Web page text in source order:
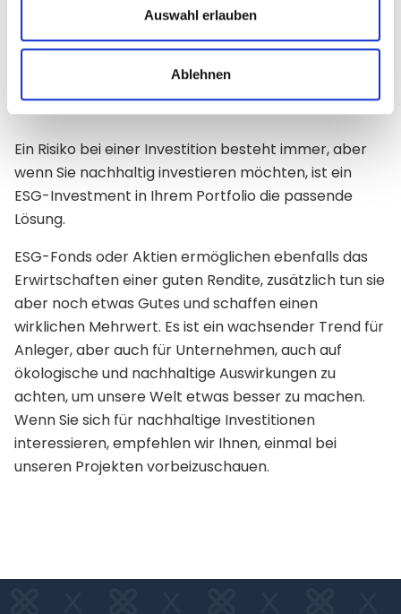
Auswahl erlauben
Ablehnen
sich umweltfreundlicher, als sie eigentlich sind.
Fazit
Ein Risiko bei einer Investition besteht immer, aber
wenn Sie nachhaltig investieren möchten, ist ein
ESG-Investment in Ihrem Portfolio die passende
Lösung.
ESG-Fonds oder Aktien ermöglichen ebenfalls das
Erwirtschaften einer guten Rendite, zusätzlich tun sie
aber noch etwas Gutes und schaffen einen
wirklichen Mehrwert. Es ist ein wachsender Trend für
Anleger, aber auch für Unternehmen, auch auf
ökologische und nachhaltige Auswirkungen zu
achten, um unsere Welt etwas besser zu machen.
Wenn Sie sich für nachhaltige Investitionen
interessieren, empfehlen wir Ihnen, einmal bei
unseren Projekten vorbeizuschauen.